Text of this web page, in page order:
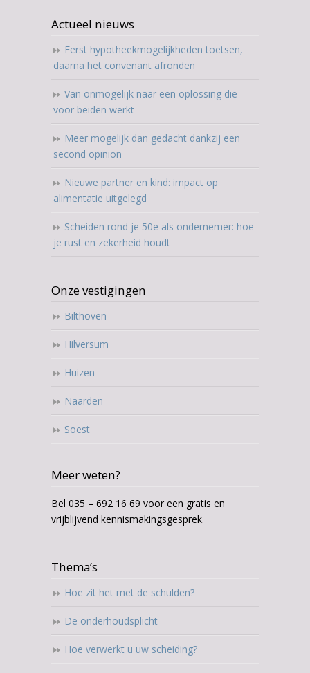
Actueel nieuws
Eerst hypotheekmogelijkheden toetsen,
daarna het convenant afronden
Van onmogelijk naar een oplossing die
voor beiden werkt
Meer mogelijk dan gedacht dankzij een
second opinion
Nieuwe partner en kind: impact op
alimentatie uitgelegd
Scheiden rond je 50e als ondernemer: hoe
je rust en zekerheid houdt
Onze vestigingen
Bilthoven
Hilversum
Huizen
Naarden
Soest
Meer weten?
Bel 035 – 692 16 69 voor een gratis en
vrijblijvend kennismakingsgesprek.
Thema’s
Hoe zit het met de schulden?
De onderhoudsplicht
Hoe verwerkt u uw scheiding?